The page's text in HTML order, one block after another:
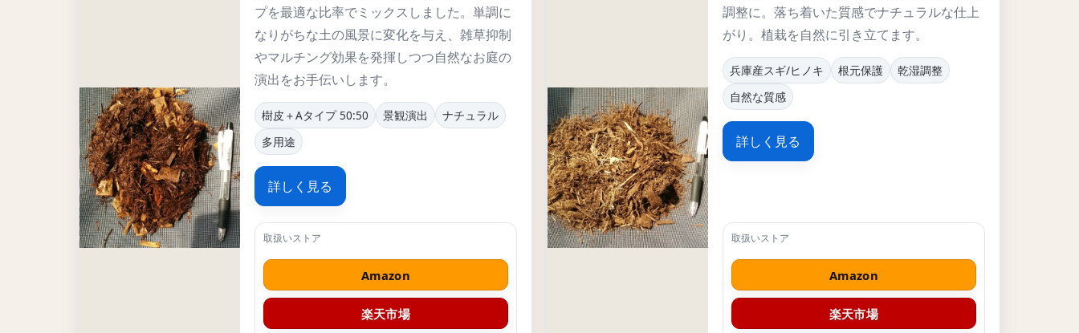
プを最適な比率でミックスしました。単調に
なりがちな土の風景に変化を与え、雑草抑制
やマルチング効果を発揮しつつ自然なお庭の
演出をお手伝いします。
樹皮＋Aタイプ 50:50 景観演出
ナチュラル
多用途
詳しく見る
Amazon
楽天市場
調整に。落ち着いた質感でナチュラルな仕上
がり。植栽を自然に引き立てます。
兵庫産スギ/ヒノキ 根元保護
乾湿調整
自然な質感
詳しく見る
Amazon
楽天市場